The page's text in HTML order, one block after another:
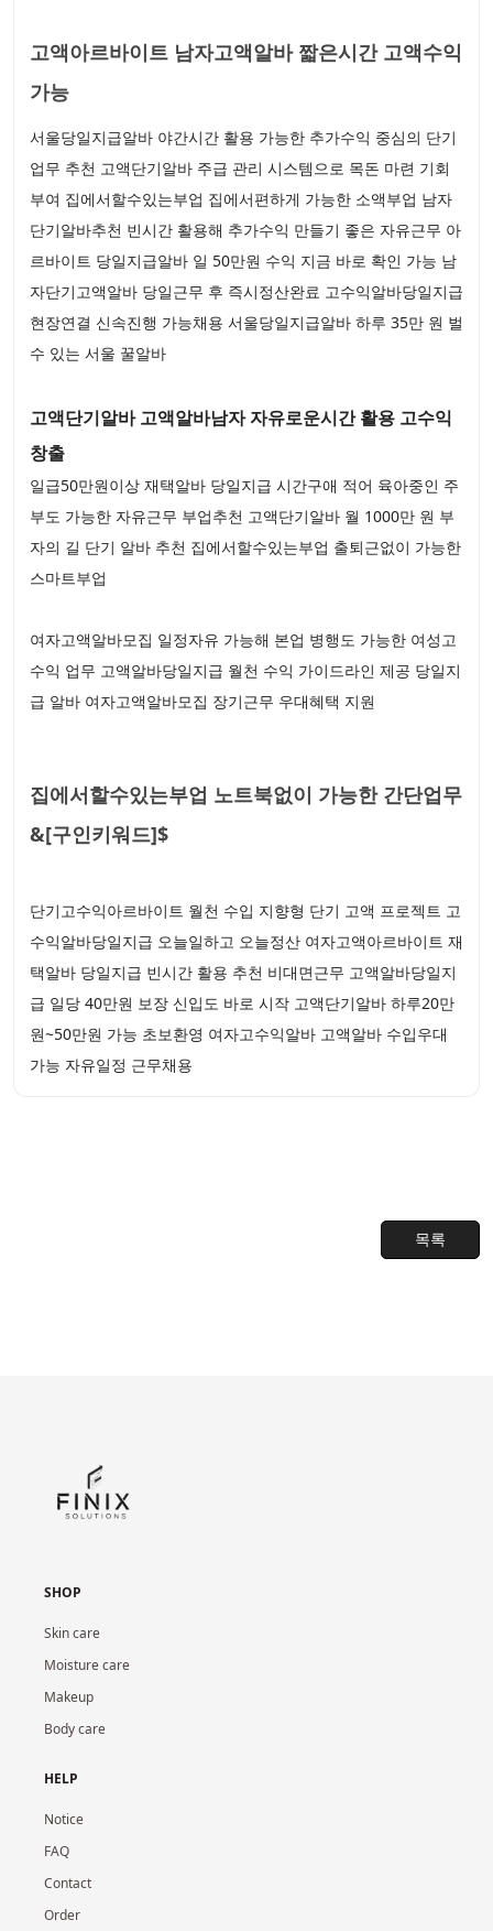
고액아르바이트 남자고액알바 짧은시간 고액수익
가능
서울당일지급알바 야간시간 활용 가능한 추가수익 중심의 단기
업무 추천 고액단기알바 주급 관리 시스템으로 목돈 마련 기회
부여 집에서할수있는부업 집에서편하게 가능한 소액부업 남자
단기알바추천 빈시간 활용해 추가수익 만들기 좋은 자유근무 아
르바이트 당일지급알바 일 50만원 수익 지금 바로 확인 가능 남
자단기고액알바 당일근무 후 즉시정산완료 고수익알바당일지급
현장연결 신속진행 가능채용 서울당일지급알바 하루 35만 원 벌
수 있는 서울 꿀알바
고액단기알바 고액알바남자 자유로운시간 활용 고수익
창출
일급50만원이상 재택알바 당일지급 시간구애 적어 육아중인 주
부도 가능한 자유근무 부업추천 고액단기알바 월 1000만 원 부
자의 길 단기 알바 추천 집에서할수있는부업 출퇴근없이 가능한
스마트부업
여자고액알바모집 일정자유 가능해 본업 병행도 가능한 여성고
수익 업무 고액알바당일지급 월천 수익 가이드라인 제공 당일지
급 알바 여자고액알바모집 장기근무 우대혜택 지원
집에서할수있는부업 노트북없이 가능한 간단업무
&[구인키워드]$
단기고수익아르바이트 월천 수입 지향형 단기 고액 프로젝트 고
수익알바당일지급 오늘일하고 오늘정산 여자고액아르바이트 재
택알바 당일지급 빈시간 활용 추천 비대면근무 고액알바당일지
급 일당 40만원 보장 신입도 바로 시작 고액단기알바 하루20만
원~50만원 가능 초보환영 여자고수익알바 고액알바 수입우대
가능 자유일정 근무채용
목록
SHOP
Skin care
Moisture care
Makeup
Body care
HELP
Notice
FAQ
Contact
Order